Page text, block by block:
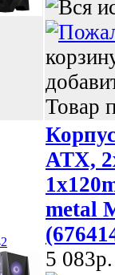
Товар
ATX,
metal
5 083p.